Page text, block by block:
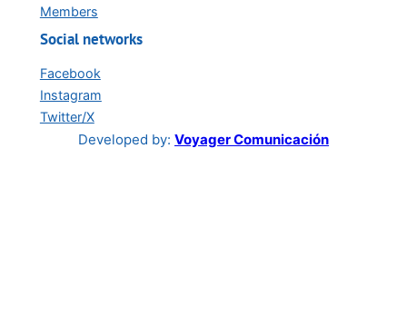
Members
Social networks
Facebook
Instagram
Twitter/X
Developed by: Voyager Comunicación